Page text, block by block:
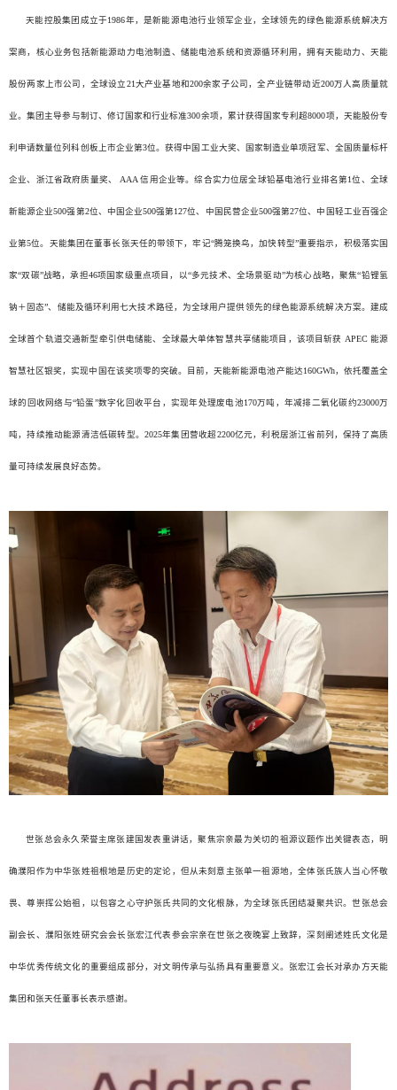
天能控股集团成立于1986年，是新能源电池行业领军企业，全球领先的绿色能源系统解决方
案商，核心业务包括新能源动力电池制造、储能电池系统和资源循环利用，拥有天能动力、天能
股份两家上市公司，全球设立21大产业基地和200余家子公司，全产业链带动近200万人高质量就
业。集团主导参与制订、修订国家和行业标准300余项，累计获得国家专利超8000项，天能股份专
利申请数量位列科创板上市企业第3位。获得中国工业大奖、国家制造业单项冠军、全国质量标杆
企业、浙江省政府质量奖、 AAA 信用企业等。综合实力位居全球铅基电池行业排名第1位、全球
新能源企业500强第2位、中国企业500强第127位、中国民营企业500强第27位、中国轻工业百强企
业第5位。天能集团在董事长张天任的带领下，牢记“腾笼换鸟，加快转型”重要指示，积极落实国
家“双碳”战略，承担46项国家级重点项目，以“多元技术、全场景驱动”为核心战略，聚焦“铅锂氢
钠＋固态”、储能及循环利用七大技术路径，为全球用户提供领先的绿色能源系统解决方案。建成
全球首个轨道交通新型牵引供电储能、全球最大单体智慧共享储能项目，该项目斩获 APEC 能源
智慧社区银奖，实现中国在该奖项零的突破。目前，天能新能源电池产能达160GWh，依托覆盖全
球的回收网络与“铅蛋”数字化回收平台，实现年处理废电池170万吨，年减排二氧化碳约23000万
吨，持续推动能源清洁低碳转型。2025年集团营收超2200亿元，利税居浙江省前列，保持了高质
量可持续发展良好态势。
世张总会永久荣誉主席张建国发表重讲话，聚焦宗亲最为关切的祖源议题作出关键表态，明
确濮阳作为中华张姓祖根地是历史的定论，但从未刻意主张单一祖源地，全体张氏族人当心怀敬
畏、尊崇挥公始祖，以包容之心守护张氏共同的文化根脉，为全球张氏团结凝聚共识。世张总会
副会长、濮阳张姓研究会会长张宏江代表参会宗亲在世张之夜晚宴上致辞，深刻阐述姓氏文化是
中华优秀传统文化的重要组成部分，对文明传承与弘扬具有重要意义。张宏江会长对承办方天能
集团和张天任董事长表示感谢。